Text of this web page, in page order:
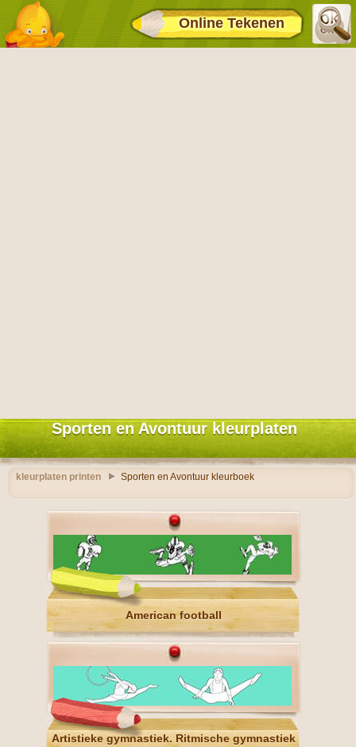
Online Tekenen
Sporten en Avontuur kleurplaten
kleurplaten printen Sporten en Avontuur kleurboek
American football
Artistieke gymnastiek. Ritmische gymnastiek